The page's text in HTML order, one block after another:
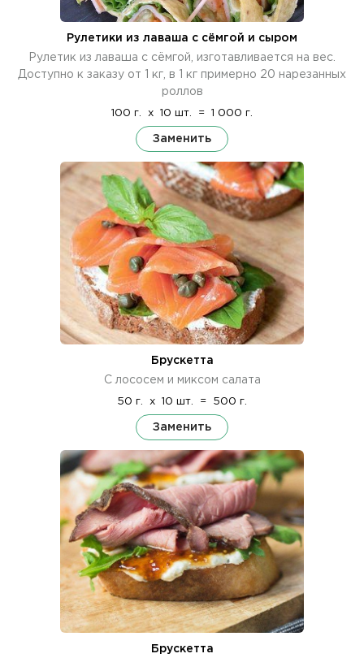
Рулетики из лаваша с сёмгой и сыром
Рулетик из лаваша с сёмгой, изготавливается на вес.
Доступно к заказу от 1 кг, в 1 кг примерно 20 нарезанных
роллов
100 г. x 10 шт. = 1 000 г.
Заменить
Брускетта
С лососем и миксом салата
50 г. x 10 шт. = 500 г.
Заменить
Брускетта